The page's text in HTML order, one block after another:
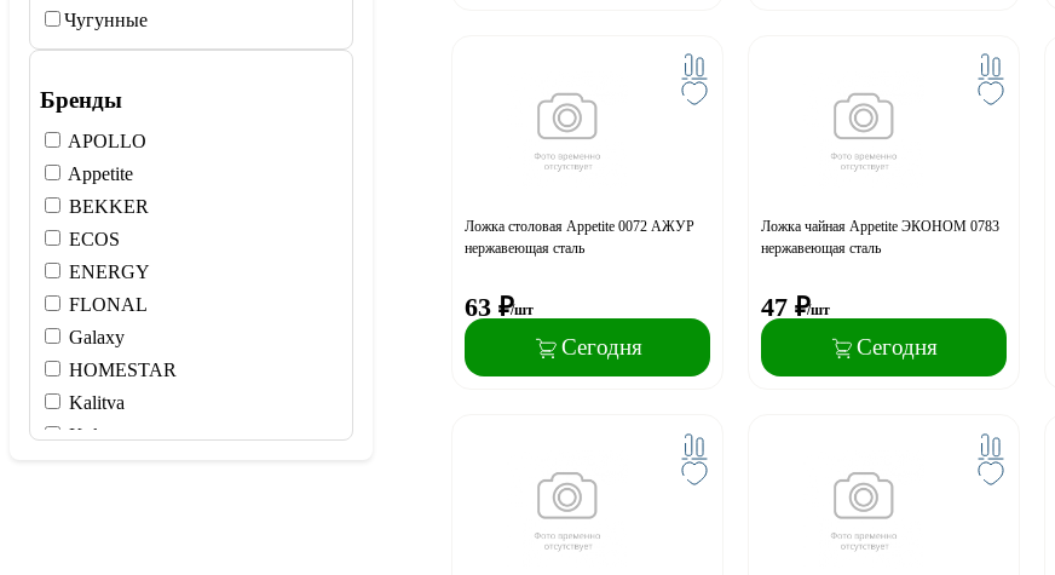
Чугунные
Бренды
APOLLO
Appetite
BEKKER
ECOS
ENERGY
FLONAL
Galaxy
HOMESTAR
Kalitva
Kukmara
Ложка столовая Appetite 0072 АЖУР
нержавеющая сталь
63 ₽/шт
Сегодня
Ложка чайная Appetite ЭКОНОМ 0783
нержавеющая сталь
47 ₽/шт
Сегодня